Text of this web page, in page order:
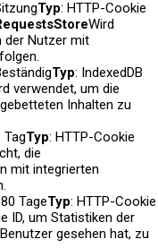
Typ: HTTP-Cookie
Wird
der Nutzer mit
Typ: IndexedDB
verwendet, um die
Inhalten zu
TagTyp: HTTP-Cookie
die
mit integrierten
TageTyp: HTTP-Cookie
ID, um Statistiken der
gesehen hat, zu